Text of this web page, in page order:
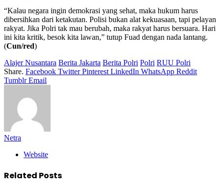
“Kalau negara ingin demokrasi yang sehat, maka hukum harus
dibersihkan dari ketakutan. Polisi bukan alat kekuasaan, tapi pelayan
rakyat. Jika Polri tak mau berubah, maka rakyat harus bersuara. Hari
ini kita kritik, besok kita lawan,” tutup Fuad dengan nada lantang.
(Cun/red)
Alajer Nusantara Berita Jakarta Berita Polri Polri RUU Polri
Share. Facebook Twitter Pinterest LinkedIn WhatsApp Reddit
Tumblr Email
Netra
Website
Related Posts